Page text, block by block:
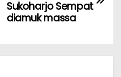
Sukoharjo Sempat
diamuk massa